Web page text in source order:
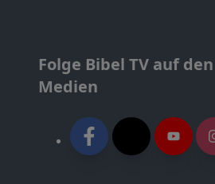
Folge Bibel TV auf
Medien